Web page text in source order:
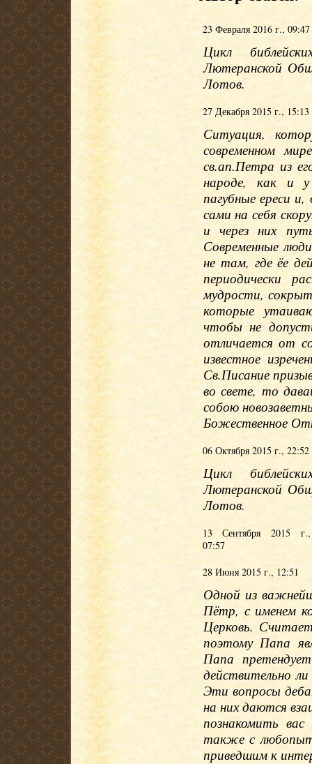
23 Февраля 2016 г., 09:47
Цикл
Лютеранской
Лотов.
27 Декабря 2015 г., 15:13
Ситуация,
современном
св.ап.Петра из
народе, как и
пагубные ереси
сами на себя
и через них
Современные
не там, где ёе
периодически
мудрости,
которые
чтобы не
отличается от
известное
Св.Писание
во свете, то
собою
Божественное
06 Октября 2015 г., 22:52
Цикл
Лютеранской
Лотов.
13 Сентября 2015 г.,
07:57
28 Июня 2015 г., 12:51
Одной из
Пётр, с именем
Церковь.
поэтому Папа
Папа
действительно
Эти вопросы
на них даются
познакомить
также с
приведшим к